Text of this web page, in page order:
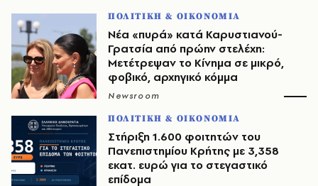
ΠΟΛΙΤΙΚΗ & ΟΙΚΟΝΟΜΙΑ
Νέα «πυρά» κατά Καρυστιανού-
Γρατσία από πρώην στελέχη:
Μετέτρεψαν το Κίνημα σε μικρό,
φοβικό, αρχηγικό κόμμα
Newsroom
ΠΟΛΙΤΙΚΗ & ΟΙΚΟΝΟΜΙΑ
Στήριξη 1.600 φοιτητών του
Πανεπιστημίου Κρήτης με 3,358
εκατ. ευρώ για το στεγαστικό
επίδομα